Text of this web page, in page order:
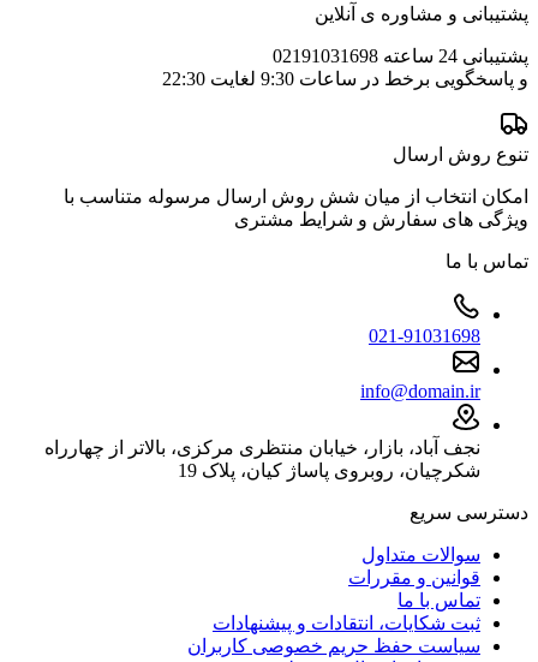
پشتیبانی و مشاوره ی آنلاین
پشتیبانی 24 ساعته 02191031698
و پاسخگویی برخط در ساعات 9:30 لغایت 22:30
تنوع روش ارسال
امکان انتخاب از میان شش روش ارسال مرسوله متناسب با
ویژگی های سفارش و شرایط مشتری
تماس با ما
021-91031698
info@domain.ir
نجف آباد، بازار، خیابان منتظری مرکزی، بالاتر از چهارراه
شکرچیان، روبروی پاساژ کیان، پلاک 19
دسترسی سریع
سوالات متداول
قوانین و مقررات
تماس با ما
ثبت شکایات، انتقادات و پیشنهادات
سیاست حفظ حریم خصوصی کاربران